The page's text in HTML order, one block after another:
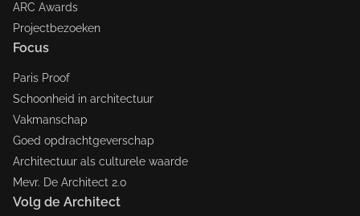
ARC Awards
Projectbezoeken
Focus
Paris Proof
Schoonheid in architectuur
Vakmanschap
Goed opdrachtgeverschap
Architectuur als culturele waarde
Mevr. De Architect 2.0
Volg de Architect